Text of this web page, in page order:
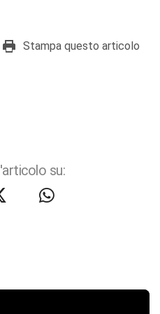
Stampa questo articolo
su: